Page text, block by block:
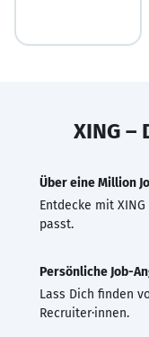
XING –
Über eine Million
Entdecke mit
passt.
Persönliche Job-
Lass Dich finden
Recruiter·innen.